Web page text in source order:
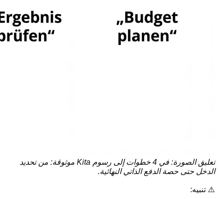
تعليق الصورة: في 4 خطوات إلى رسوم Kita موثوقة: من تحديد
الدخل حتى حصة الدفع الذاتي النهائية.
⚠️ تنبيه: